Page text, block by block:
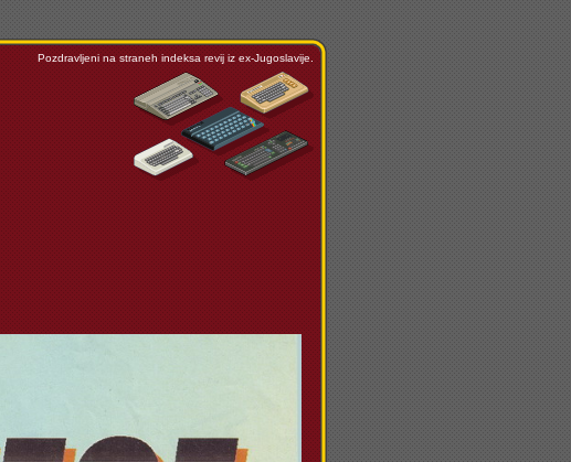
Pozdravljeni na straneh indeksa revij iz ex-Jugoslavije.